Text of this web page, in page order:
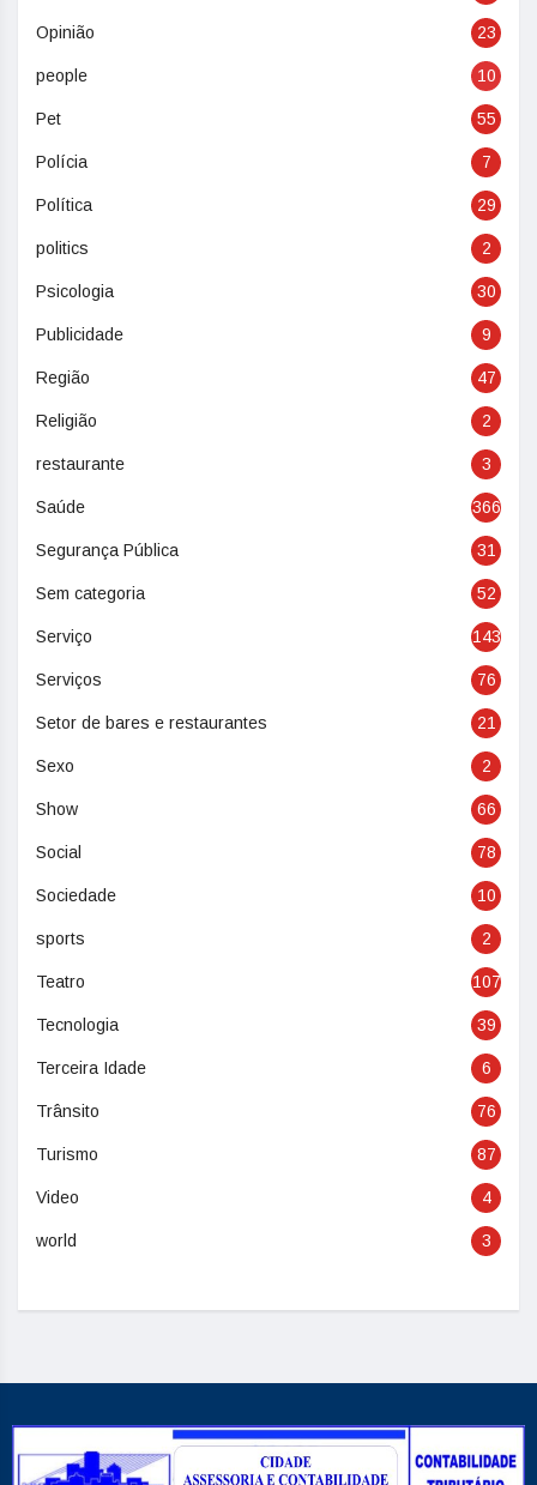
Opinião 23
people 10
Pet 55
Polícia 7
Política 29
politics 2
Psicologia 30
Publicidade 9
Região 47
Religião 2
restaurante 3
Saúde 366
Segurança Pública 31
Sem categoria 52
Serviço 143
Serviços 76
Setor de bares e restaurantes 21
Sexo 2
Show 66
Social 78
Sociedade 10
sports 2
Teatro 107
Tecnologia 39
Terceira Idade 6
Trânsito 76
Turismo 87
Video 4
world 3